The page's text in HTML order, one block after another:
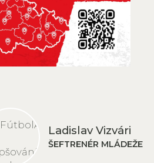
Ladislav Vizvári
ŠEFTRENÉR MLÁDEŽE